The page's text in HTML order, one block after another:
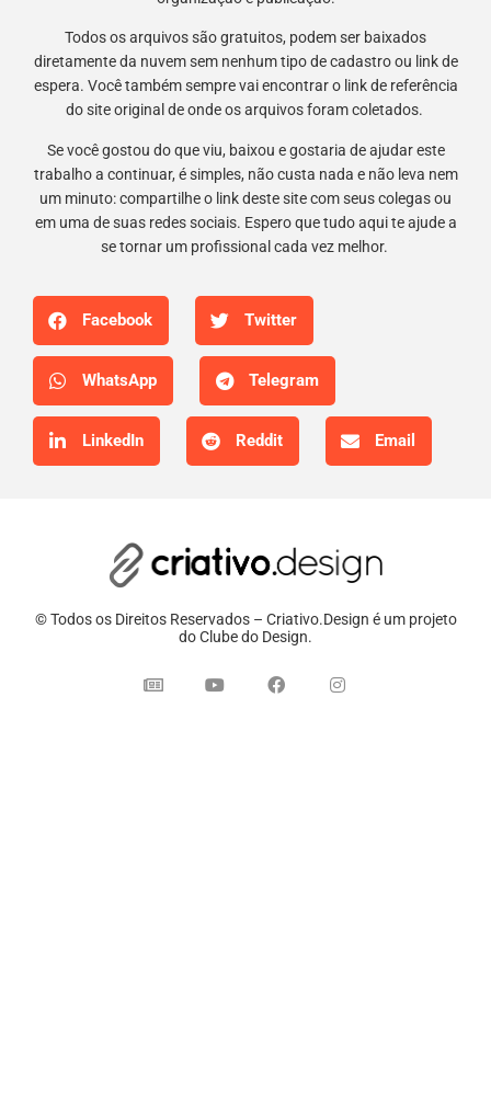
Todos os arquivos são gratuitos, podem ser baixados
diretamente da nuvem sem nenhum tipo de cadastro ou link de
espera. Você também sempre vai encontrar o link de referência
do site original de onde os arquivos foram coletados.
Se você gostou do que viu, baixou e gostaria de ajudar este
trabalho a continuar, é simples, não custa nada e não leva nem
um minuto: compartilhe o link deste site com seus colegas ou
em uma de suas redes sociais. Espero que tudo aqui te ajude a
se tornar um profissional cada vez melhor.
Facebook Twitter
WhatsApp Telegram
LinkedIn Reddit Email
© Todos os Direitos Reservados – Criativo.Design é um projeto
do Clube do Design.